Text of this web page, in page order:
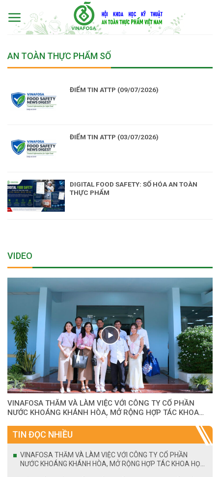
content
AN TOÀN THỰC PHẨM SỐ
ĐIỂM TIN ATTP (09/07/2026)
ĐIỂM TIN ATTP (03/07/2026)
DIGITAL FOOD SAFETY: SỐ HÓA AN TOÀN
THỰC PHẨM
VIDEO
VINAFOSA THĂM VÀ LÀM VIỆC VỚI CÔNG TY CỔ PHẦN
NƯỚC KHOÁNG KHÁNH HÒA, MỞ RỘNG HỢP TÁC KHOA
TIN ĐỌC NHIỀU
VINAFOSA THĂM VÀ LÀM VIỆC VỚI CÔNG TY CỔ PHẦN
NƯỚC KHOÁNG KHÁNH HÒA, MỞ RỘNG HỢP TÁC KHOA HỌC